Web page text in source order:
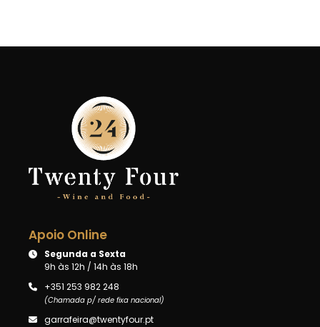
Apoio Online
Segunda a Sexta
9h às 12h / 14h às 18h
+351 253 982 248
(Chamada p/ rede fixa nacional)
garrafeira@twentyfour.pt